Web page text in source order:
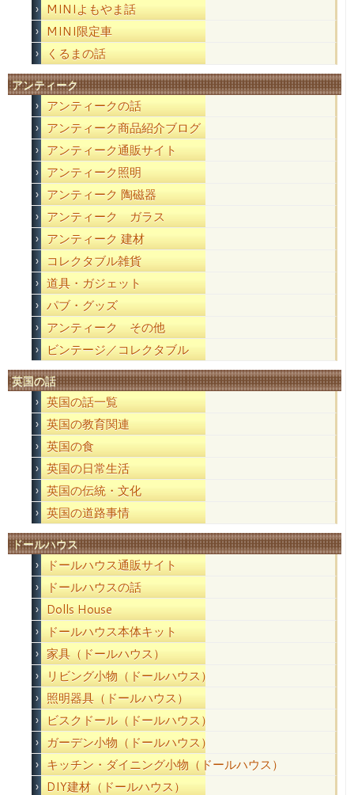
MINIよもやま話
MINI限定車
くるまの話
アンティーク
アンティークの話
アンティーク商品紹介ブログ
アンティーク通販サイト
アンティーク照明
アンティーク 陶磁器
アンティーク ガラス
アンティーク 建材
コレクタブル雑貨
道具・ガジェット
パブ・グッズ
アンティーク その他
ビンテージ／コレクタブル
英国の話
英国の話一覧
英国の教育関連
英国の食
英国の日常生活
英国の伝統・文化
英国の道路事情
ドールハウス
ドールハウス通販サイト
ドールハウスの話
Dolls House
ドールハウス本体キット
家具（ドールハウス）
リビング小物（ドールハウス）
照明器具（ドールハウス）
ビスクドール（ドールハウス）
ガーデン小物（ドールハウス）
キッチン・ダイニング小物（ドールハウス）
DIY建材（ドールハウス）